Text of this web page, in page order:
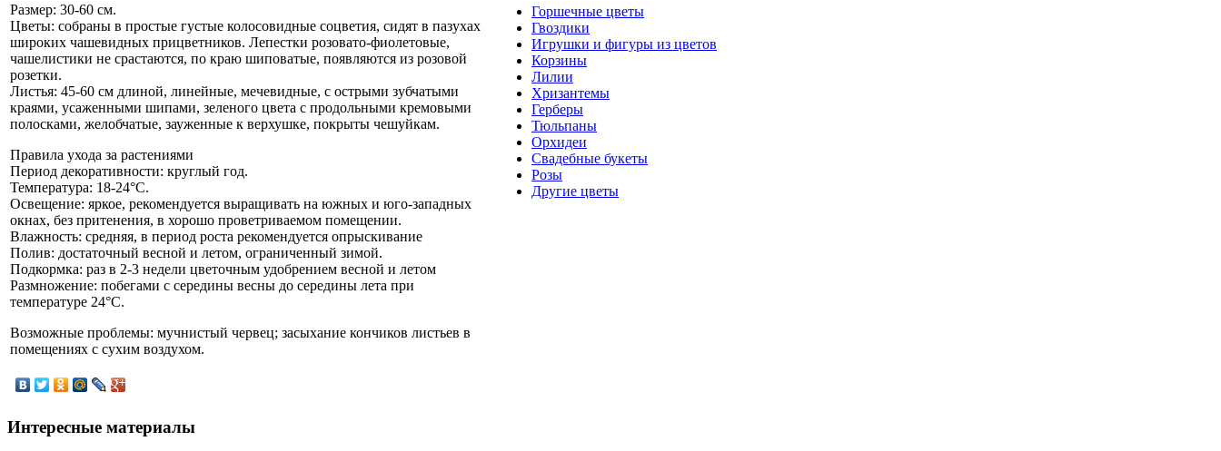
Размер: 30-60 см.
Цветы: собраны в простые густые колосовидные соцветия, сидят в пазухах
широких чашевидных прицветников. Лепестки розовато-фиолетовые,
чашелистики не срастаются, по краю шиповатые, появляются из розовой
розетки.
Листья: 45-60 см длиной, линейные, мечевидные, с острыми зубчатыми
краями, усаженными шипами, зеленого цвета с продольными кремовыми
полосками, желобчатые, зауженные к верхушке, покрыты чешуйкам.
Правила ухода за растениями
Период декоративности: круглый год.
Температура: 18-24°С.
Освещение: яркое, рекомендуется выращивать на южных и юго-западных
окнах, без притенения, в хорошо проветриваемом помещении.
Влажность: средняя, в период роста рекомендуется опрыскивание
Полив: достаточный весной и летом, ограниченный зимой.
Подкормка: раз в 2-3 недели цветочным удобрением веcной и летом
Размножение: побегами с середины весны до середины лета при
температуре 24°С.
Возможные проблемы: мучнистый червец; засыхание кончиков листьев в
помещениях с сухим воздухом.
Горшечные цветы
Гвоздики
Игрушки и фигуры из цветов
Корзины
Лилии
Хризантемы
Герберы
Тюльпаны
Орхидеи
Свадебные букеты
Розы
Другие цветы
Интересные материалы